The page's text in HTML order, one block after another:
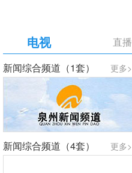
直播
电视
更多>
新闻综合频道（1套）
更多>
新闻综合频道（4套）